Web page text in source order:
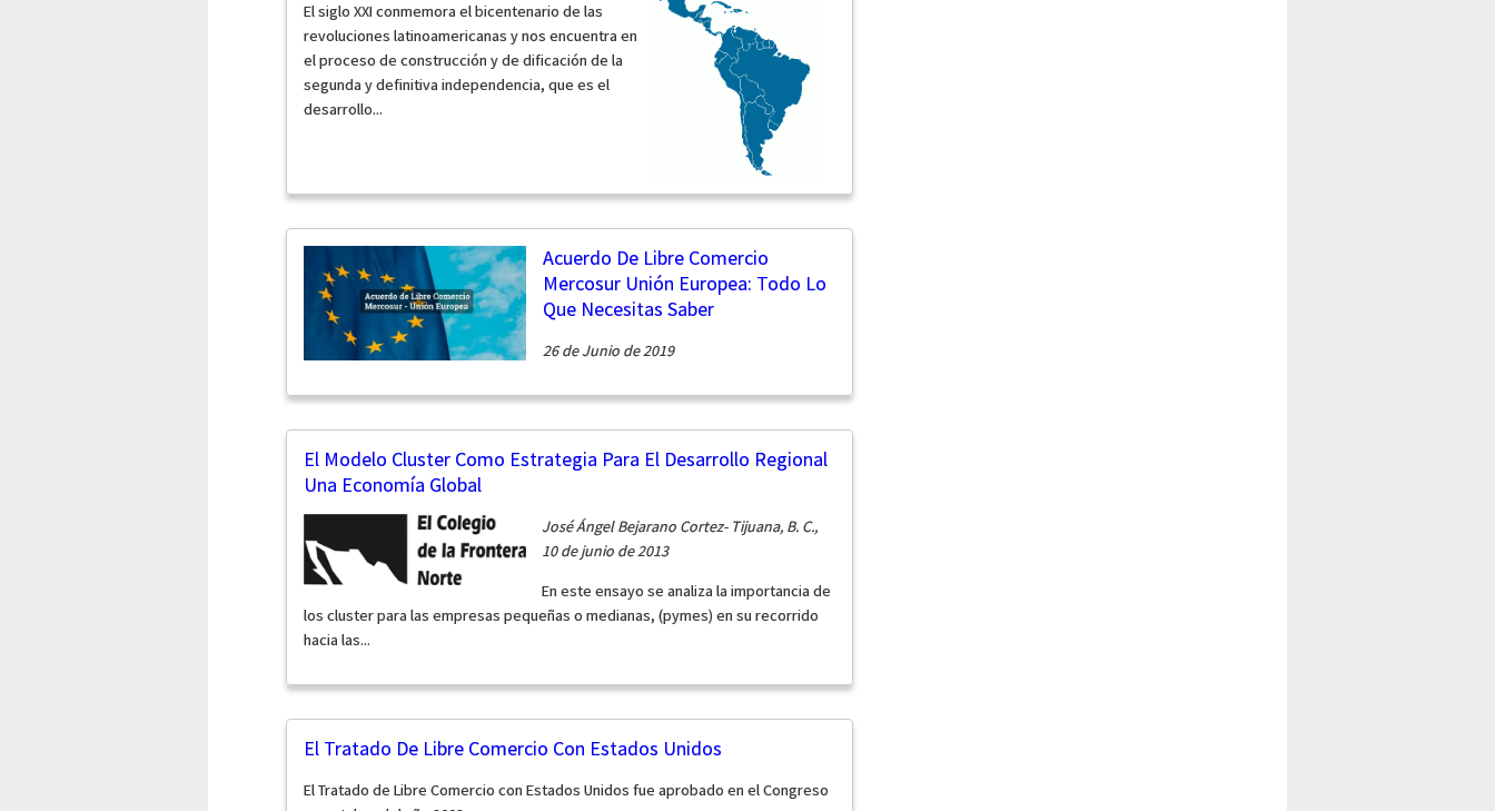
El siglo XXI conmemora el bicentenario de las
revoluciones latinoamericanas y nos encuentra en
el proceso de construcción y de dificación de la
segunda y definitiva independencia, que es el
desarrollo...
Acuerdo De Libre Comercio
Mercosur Unión Europea: Todo Lo
Que Necesitas Saber
26 de Junio de 2019
El Modelo Cluster Como Estrategia Para El Desarrollo Regional
Una Economía Global
José Ángel Bejarano Cortez- Tijuana, B. C.,
10 de junio de 2013
En este ensayo se analiza la importancia de
los cluster para las empresas pequeñas o medianas, (pymes) en su recorrido
hacia las...
El Tratado De Libre Comercio Con Estados Unidos
El Tratado de Libre Comercio con Estados Unidos fue aprobado en el Congreso